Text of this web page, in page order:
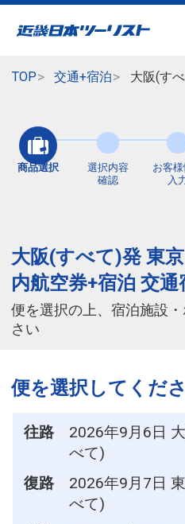
TOP 交通+宿泊 大阪(す
商品選択
選択内容
確認
お客
入
大阪(すべて)発 東
内航空券+宿泊 交
便を選択の上、宿泊施設
さい
便を選択してくだ
往路
2026年9月6日
べて)
復路
2026年9月7日
べて)